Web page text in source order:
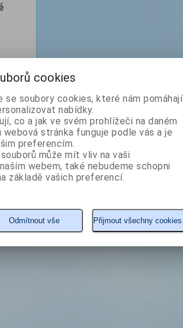
cookies
se soubory cookies, které nám pomáhají
nabídky.
co a jak ve svém prohlížeči na daném
stránka funguje podle vás a je
preferencím.
může mít vliv na vaši
webem, také nebudeme schopni
základě vašich preferencí.
Odmítnout vše Přijmout všechny cookies